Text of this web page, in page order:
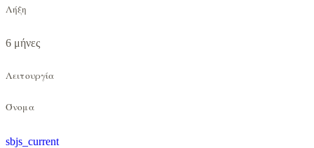
Λήξη
6 μήνες
Λειτουργία
Όνομα
sbjs_current